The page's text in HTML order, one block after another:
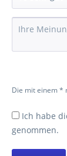
Die mit einem *
Ich habe
genommen.